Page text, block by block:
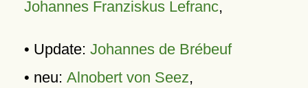
Johannes Franziskus Lefranc,
• Update: Johannes de Brébeuf
• neu: Alnobert von Seez,